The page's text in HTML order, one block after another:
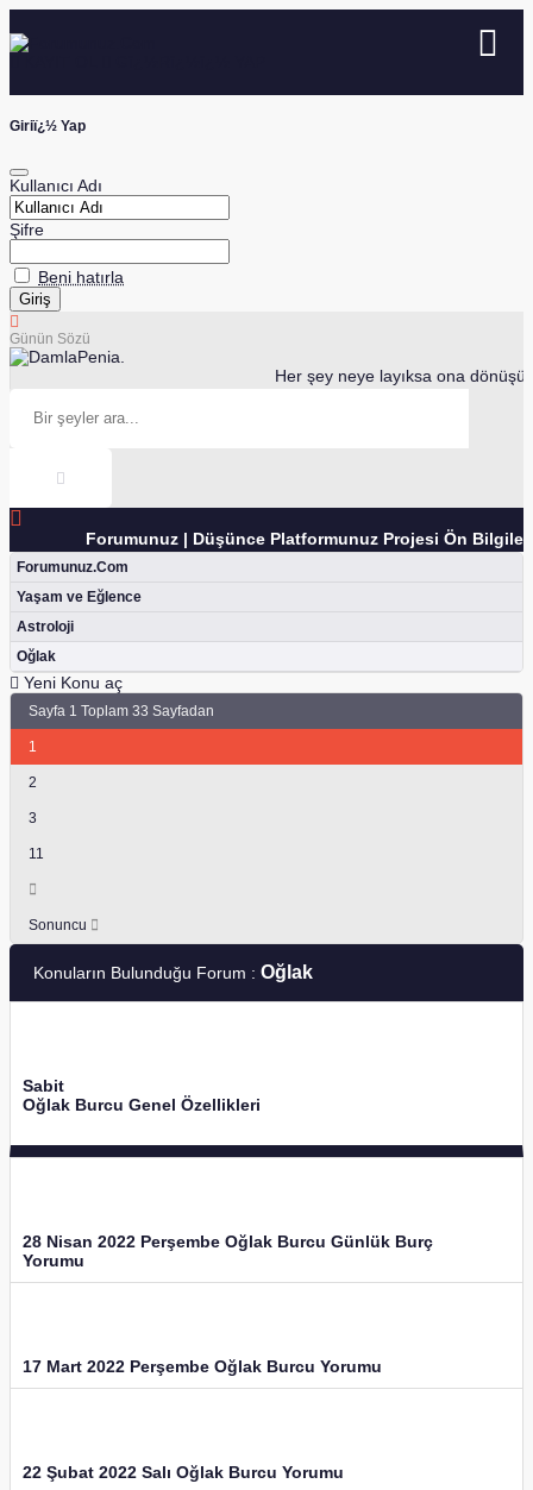
Giriï¿½ Yap
Kullanıcı Adı
Şifre
Beni hatırla
Günün Sözü
Penia.
Her şey neye layıksa ona dönüşür.
Forumunuz | Düşünce Platformunuz Projesi Ön
Forumunuz.Com
Yaşam ve Eğlence
Astroloji
Oğlak
Yeni Konu aç
Sayfa 1 Toplam 33 Sayfadan
1
2
3
11
Sonuncu
Konuların Bulunduğu Forum : Oğlak
Sabit
Oğlak Burcu Genel Özellikleri
28 Nisan 2022 Perşembe Oğlak Burcu Günlük Burç
Yorumu
17 Mart 2022 Perşembe Oğlak Burcu Yorumu
22 Şubat 2022 Salı Oğlak Burcu Yorumu